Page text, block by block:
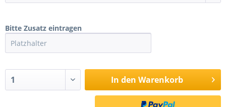
Bitte Zusatz eintragen
In den Warenkorb